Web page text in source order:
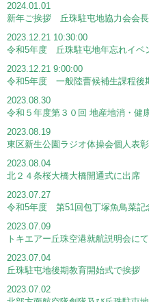
2024.01.01
新年ご挨拶 丘珠駐屯地協力会会
2023.12.21 10:30:00
令和5年度 丘珠駐屯地年忘れイベ
2023.12.21 9:00:00
令和5年度 一般陸曹候補生課程後
2023.08.30
令和５年度第３０回 地産地消・健
2023.08.19
東区新生公園ラジオ体操会個人表
2023.08.04
北２４条桜大橋大橋開通式に出席
2023.07.27
令和5年度 第51回包丁塚魚鳥菜記
2023.07.09
トキエアー丘珠空港就航説明会にて
2023.07.04
丘珠駐屯地後期教育開始式で挨拶
2023.07.02